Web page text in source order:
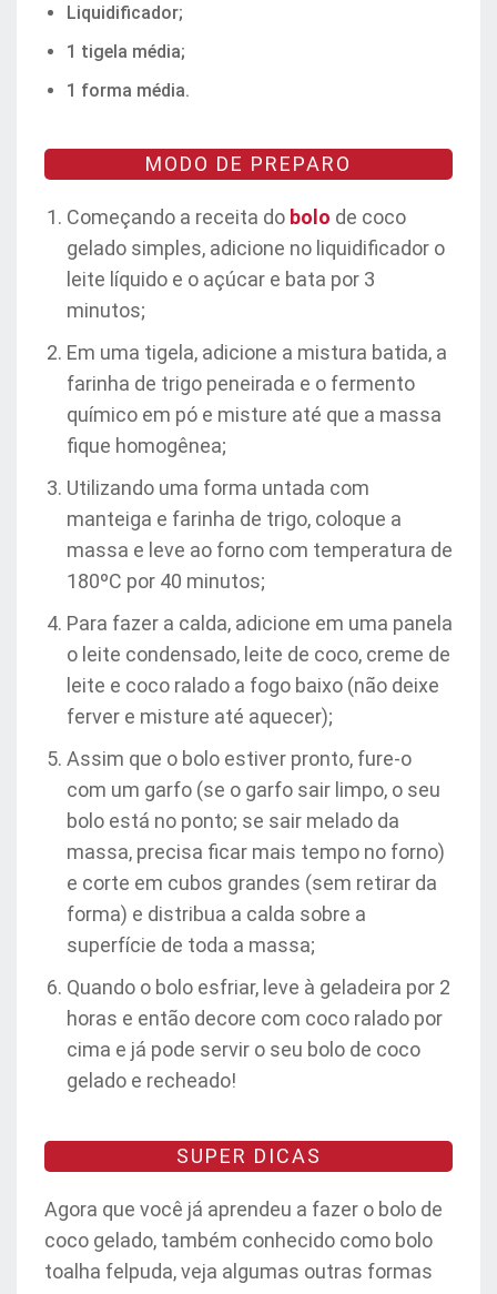
Liquidificador;
1 tigela média;
1 forma média.
MODO DE PREPARO
Começando a receita do bolo de coco
gelado simples, adicione no liquidificador o
leite líquido e o açúcar e bata por 3
minutos;
Em uma tigela, adicione a mistura batida, a
farinha de trigo peneirada e o fermento
químico em pó e misture até que a massa
fique homogênea;
Utilizando uma forma untada com
manteiga e farinha de trigo, coloque a
massa e leve ao forno com temperatura de
180ºC por 40 minutos;
Para fazer a calda, adicione em uma panela
o leite condensado, leite de coco, creme de
leite e coco ralado a fogo baixo (não deixe
ferver e misture até aquecer);
Assim que o bolo estiver pronto, fure-o
com um garfo (se o garfo sair limpo, o seu
bolo está no ponto; se sair melado da
massa, precisa ficar mais tempo no forno)
e corte em cubos grandes (sem retirar da
forma) e distribua a calda sobre a
superfície de toda a massa;
Quando o bolo esfriar, leve à geladeira por 2
horas e então decore com coco ralado por
cima e já pode servir o seu bolo de coco
gelado e recheado!
SUPER DICAS
Agora que você já aprendeu a fazer o bolo de
coco gelado, também conhecido como bolo
toalha felpuda, veja algumas outras formas